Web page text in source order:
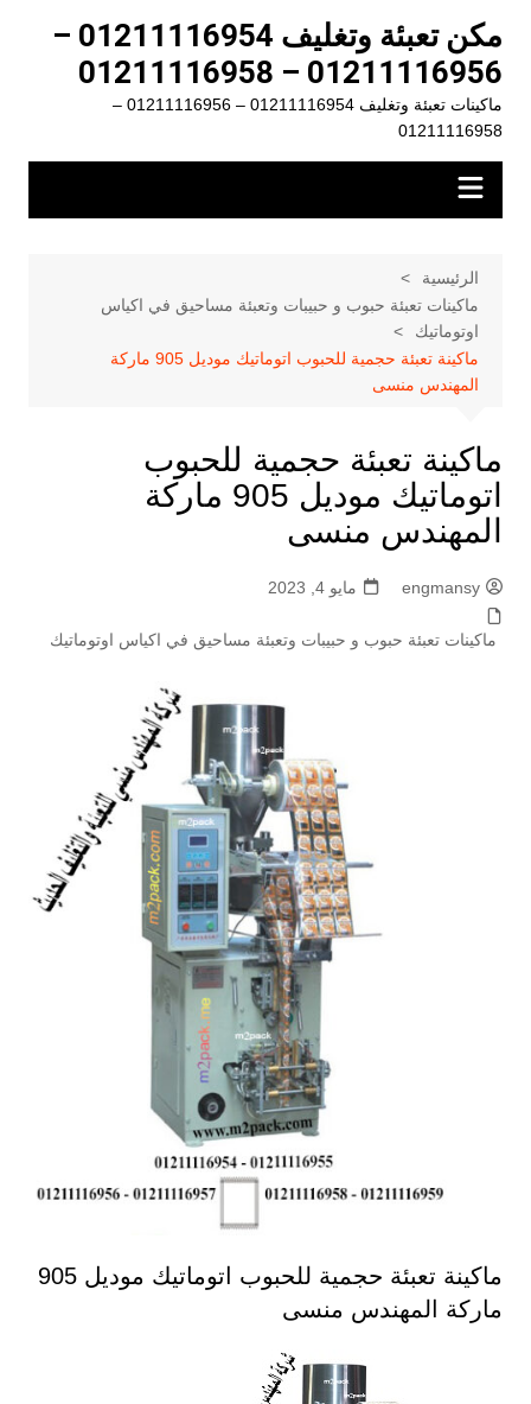
المحتوى
مكن تعبئة وتغليف 01211116954 –
01211116956 – 01211116958
ماكينات تعبئة وتغليف 01211116954 – 01211116956 –
01211116958
الرئيسية
ماكينات تعبئة حبوب و حبيبات وتعبئة مساحيق في اكياس
اوتوماتيك
ماكينة تعبئة حجمية للحبوب اتوماتيك موديل 905 ماركة
المهندس منسى
ماكينة تعبئة حجمية للحبوب
اتوماتيك موديل 905 ماركة
المهندس منسى
engmansy مايو 4, 2023
ماكينات تعبئة حبوب و حبيبات وتعبئة مساحيق في اكياس اوتوماتيك
ماكينة تعبئة حجمية للحبوب اتوماتيك موديل 905
ماركة المهندس منسى